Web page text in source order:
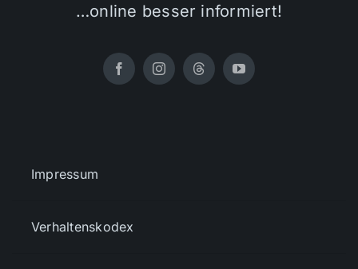
…online besser informiert!
Impressum
Verhaltenskodex